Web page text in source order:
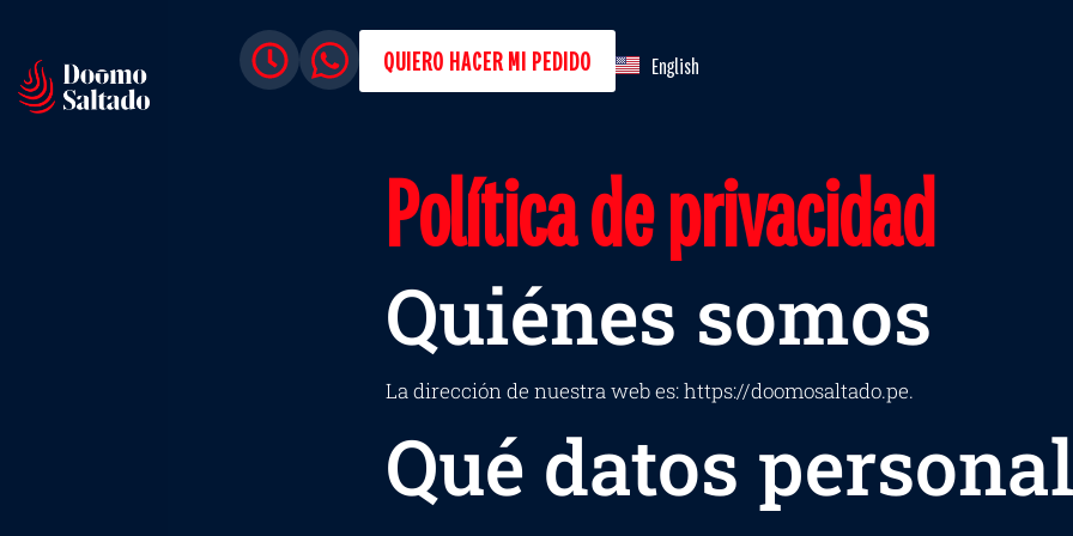
QUIERO HACER MI PEDIDO English
Política de privacidad
Quiénes somos
La dirección de nuestra web es: https://doomosaltado.pe.
Qué datos